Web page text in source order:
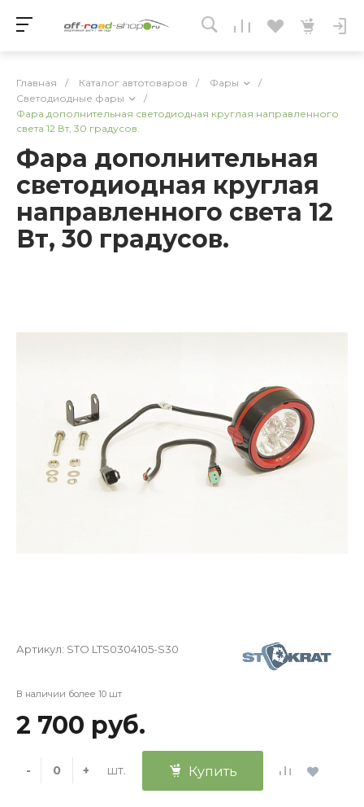
Главная / Каталог автотоваров / Фары
/
Светодиодные фары
/
Фара дополнительная светодиодная круглая направленного
света 12 Вт, 30 градусов.
Фара дополнительная
светодиодная круглая
направленного света 12
Вт, 30 градусов.
Артикул: STO LTS0304105-S30
В наличии более 10 шт
2 700 руб.
- + шт. Купить